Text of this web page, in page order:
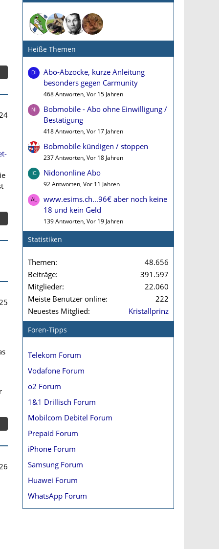
Heiße Themen
Abo-Abzocke, kurze Anleitung
besonders gegen Carmunity
468 Antworten, Vor 15 Jahren
Bobmobile - Abo ohne Einwilligung /
Bestätigung
418 Antworten, Vor 17 Jahren
Bobmobile kündigen / stoppen
237 Antworten, Vor 18 Jahren
Nidononline Abo
92 Antworten, Vor 11 Jahren
www.esims.ch...96€ aber noch keine
18 und kein Geld
139 Antworten, Vor 19 Jahren
Statistiken
Themen
48.656
Beiträge
391.597
Mitglieder
22.060
Meiste Benutzer online
222
Neuestes Mitglied
Kristallprinz
Foren-Tipps
Telekom Forum
Vodafone Forum
o2 Forum
1&1 Drillisch Forum
Mobilcom Debitel Forum
Prepaid Forum
iPhone Forum
Samsung Forum
Huawei Forum
WhatsApp Forum